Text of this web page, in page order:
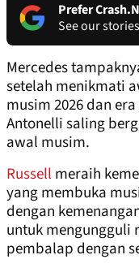
Prefer
See our
Mercedes
setelah menikmati
musim 2026 dan
Antonelli saling
awal musim.
Russell meraih
yang membuka
dengan
untuk mengungguli
pembalap dengan